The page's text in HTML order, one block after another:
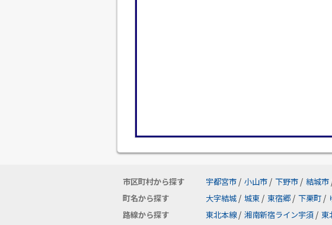
市区町村から探す 宇都宮市 / 小山市 / 下野市 / 結城市
町名から探す
大字結城 / 城東 / 東宿郷 / 下栗町 /
路線から探す
東北本線 / 湘南新宿ライン宇須 / 東